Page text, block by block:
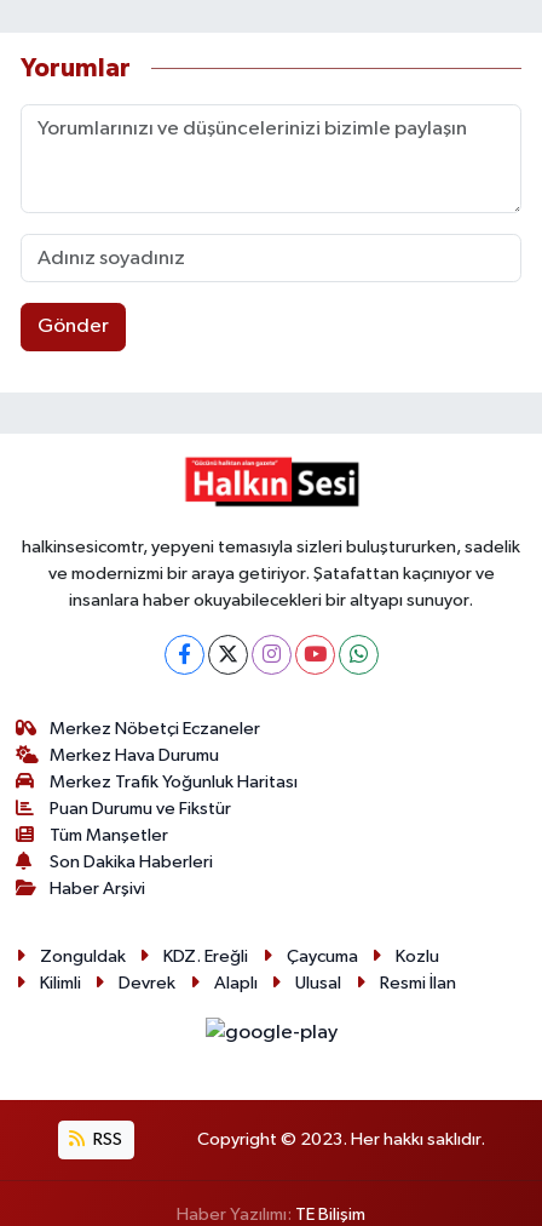
Yorumlar
Gönder
halkinsesicomtr, yepyeni temasıyla sizleri buluştururken, sadelik
ve modernizmi bir araya getiriyor. Şatafattan kaçınıyor ve
insanlara haber okuyabilecekleri bir altyapı sunuyor.
Merkez Nöbetçi Eczaneler
Merkez Hava Durumu
Merkez Trafik Yoğunluk Haritası
Puan Durumu ve Fikstür
Tüm Manşetler
Son Dakika Haberleri
Haber Arşivi
Zonguldak KDZ. Ereğli Çaycuma
Kozlu
Kilimli
Devrek Alaplı Ulusal Resmi İlan
RSS Copyright © 2023. Her hakkı saklıdır.
Haber Yazılımı: TE Bilişim